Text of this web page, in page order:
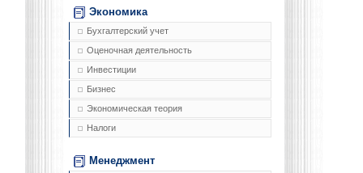
Экономика
Бухгалтерский учет
Оценочная деятельность
Инвестиции
Бизнес
Экономическая теория
Налоги
Менеджмент